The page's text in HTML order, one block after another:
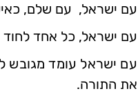
עם ישראל, עם שלם,
עם ישראל, כל אחד לחוד
עם ישראל עומד מגובש
את התורה.